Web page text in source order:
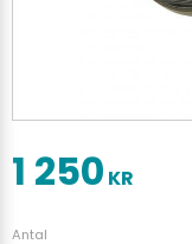
1 250 KR
Antal